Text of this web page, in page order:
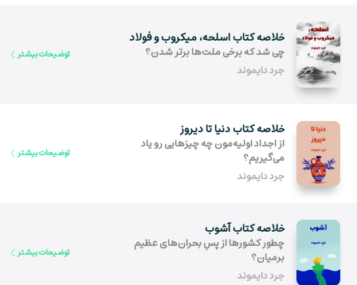
خلاصه کتاب اسلحه، میکروب و فولاد
چی شد که برخی ملت‌ها برتر شدن؟
جرد دایموند
توضیحات بیشتر
خلاصه کتاب دنیا تا دیروز
از اجداد اولیه‌مون چه چیزهایی رو یاد
می‌گیریم؟
جرد دایموند
توضیحات بیشتر
خلاصه کتاب آشوب
چطور کشورها از پسِ بحران‌های عظیم
برمیان؟
جرد دایموند
توضیحات بیشتر